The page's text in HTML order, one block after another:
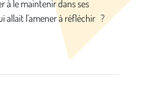
à le maintenir dans ses
allait l'amener à réfléchir ?